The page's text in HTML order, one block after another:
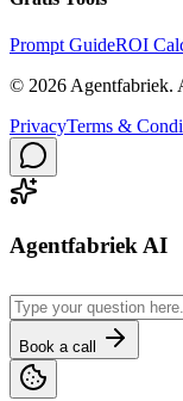
Prompt GuideROI
© 2026 Agentfabriek.
PrivacyTerms &
Agentfabriek AI
Book a call